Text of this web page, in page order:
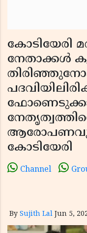
കോടിയേരി
നേതാക്കൾ
കോടിയേരി
Channel
By Sujith Lal Jun 5,